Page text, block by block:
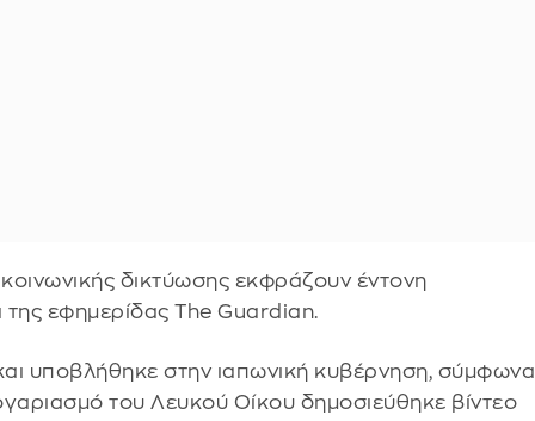
δικτύωσης εκφράζουν έντονη
εφημερίδας The Guardian.
υποβλήθηκε στην ιαπωνική κυβέρνηση, σύμφωνα
του Λευκού Οίκου δημοσιεύθηκε βίντεο